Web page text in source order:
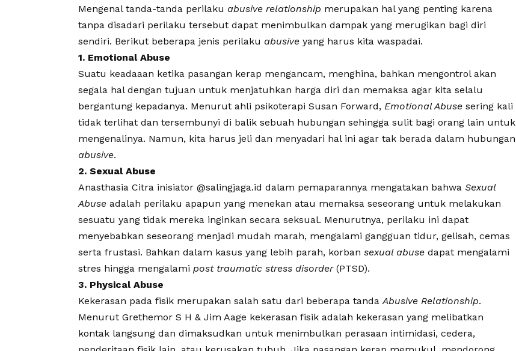
Mengenal tanda-tanda perilaku abusive relationship merupakan hal yang penting karena
tanpa disadari perilaku tersebut dapat menimbulkan dampak yang merugikan bagi diri
sendiri. Berikut beberapa jenis perilaku abusive yang harus kita waspadai.
1. Emotional Abuse
Suatu keadaaan ketika pasangan kerap mengancam, menghina, bahkan mengontrol akan
segala hal dengan tujuan untuk menjatuhkan harga diri dan memaksa agar kita selalu
bergantung kepadanya. Menurut ahli psikoterapi Susan Forward, Emotional Abuse sering kali
tidak terlihat dan tersembunyi di balik sebuah hubungan sehingga sulit bagi orang lain untuk
mengenalinya. Namun, kita harus jeli dan menyadari hal ini agar tak berada dalam hubungan
abusive.
2. Sexual Abuse
Anasthasia Citra inisiator @salingjaga.id dalam pemaparannya mengatakan bahwa Sexual
Abuse adalah perilaku apapun yang menekan atau memaksa seseorang untuk melakukan
sesuatu yang tidak mereka inginkan secara seksual. Menurutnya, perilaku ini dapat
menyebabkan seseorang menjadi mudah marah, mengalami gangguan tidur, gelisah, cemas
serta frustasi. Bahkan dalam kasus yang lebih parah, korban sexual abuse dapat mengalami
stres hingga mengalami post traumatic stress disorder(PTSD).
3. Physical Abuse
Kekerasan pada fisik merupakan salah satu dari beberapa tandaAbusive Relationship.
Menurut Grethemor S H & Jim Aage kekerasan fisik adalah kekerasan yang melibatkan
kontak langsung dan dimaksudkan untuk menimbulkan perasaan intimidasi, cedera,